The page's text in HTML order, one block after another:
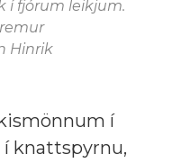
í fjórum leikjum.
Hinrik
í
í knattspyrnu,